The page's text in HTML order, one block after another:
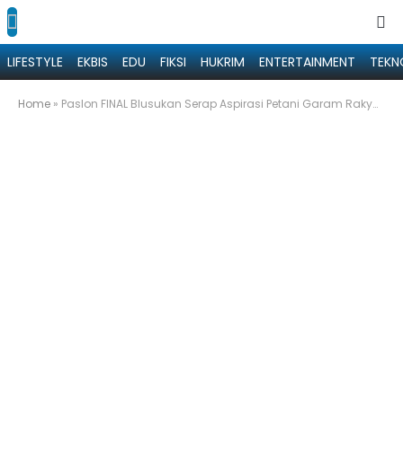
LIFESTYLE EKBIS EDU FIKSI HUKRIM ENTERTAINMENT
Home » Paslon FINAL Blusukan Serap Aspirasi Petani Garam Rakyat di Desa Karanganyar